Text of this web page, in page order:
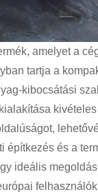
amelyet a
tartja a
kibocsátási
és a
ideális